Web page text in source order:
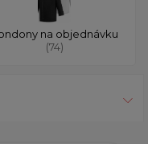
na objednávku
(74)